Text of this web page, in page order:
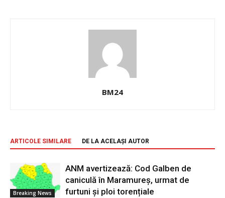
BM24
ARTICOLE SIMILARE DE LA ACELAȘI AUTOR
Breaking News
ANM avertizează: Cod Galben de
caniculă în Maramureș, urmat de
furtuni și ploi torențiale